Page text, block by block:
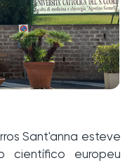
Sant'anna esteve
científico europeu